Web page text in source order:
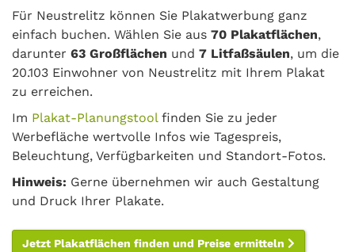
Für Neustrelitz können Sie Plakatwerbung ganz
einfach buchen. Wählen Sie aus 70 Plakatflächen,
darunter 63 Großflächen und 7 Litfaßsäulen, um die
20.103 Einwohner von Neustrelitz mit Ihrem Plakat
zu erreichen.
Im Plakat-Planungstoolfinden Sie zu jeder
Werbefläche wertvolle Infos wie Tagespreis,
Beleuchtung, Verfügbarkeiten und Standort-Fotos.
Hinweis: Gerne übernehmen wir auch Gestaltung
und Druck Ihrer Plakate.
Jetzt Plakatflächen finden und Preise ermitteln